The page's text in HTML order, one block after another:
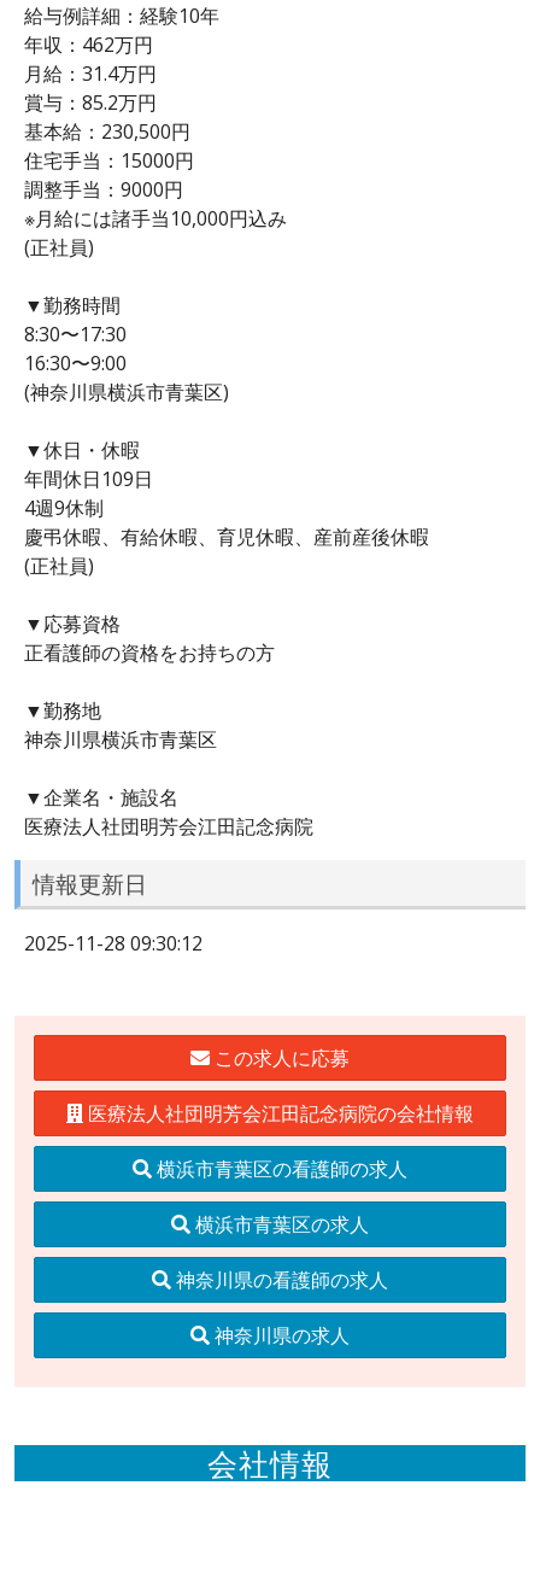
給与例詳細：経験10年
年収：462万円
月給：31.4万円
賞与：85.2万円
基本給：230,500円
住宅手当：15000円
調整手当：9000円
※月給には諸手当10,000円込み
(正社員)
▼勤務時間
8:30〜17:30
16:30〜9:00
(神奈川県横浜市青葉区)
▼休日・休暇
年間休日109日
4週9休制
慶弔休暇、有給休暇、育児休暇、産前産後休暇
(正社員)
▼応募資格
正看護師の資格をお持ちの方
▼勤務地
神奈川県横浜市青葉区
▼企業名・施設名
医療法人社団明芳会江田記念病院
情報更新日
2025-11-28 09:30:12
この求人に応募
医療法人社団明芳会江田記念病院の会社情報
横浜市青葉区の看護師の求人
横浜市青葉区の求人
神奈川県の看護師の求人
神奈川県の求人
会社情報